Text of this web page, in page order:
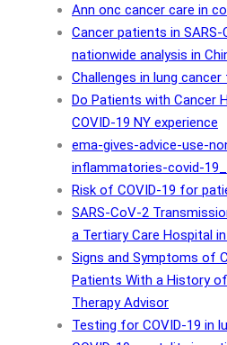
Ann onc cancer care in
Cancer patients in
nationwide analysis in
Challenges in lung cancer
Do Patients with Cancer
COVID-19 NY experience
ema-gives-advice-use-
inflammatories-covid-
Risk of COVID-19 for
SARS-CoV-2
a Tertiary Care Hospital
Signs and Symptoms of
Patients With a History
Therapy Advisor
Testing for COVID-19 in